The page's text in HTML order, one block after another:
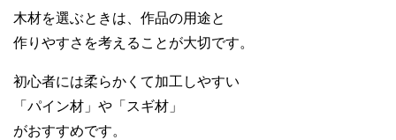
木材を選ぶときは、作品の用途と
作りやすさを考えることが大切です。
初心者には柔らかくて加工しやすい
「パイン材」や「スギ材」
がおすすめです。